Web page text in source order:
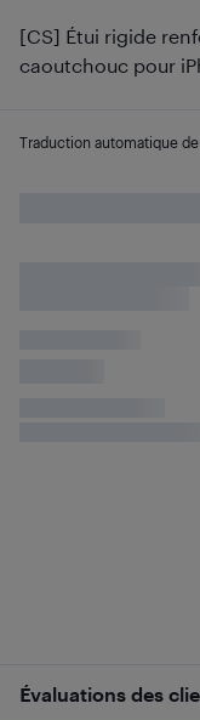
[CS] Étui rigide
caoutchouc pour
Traduction automatique de
Évaluations des